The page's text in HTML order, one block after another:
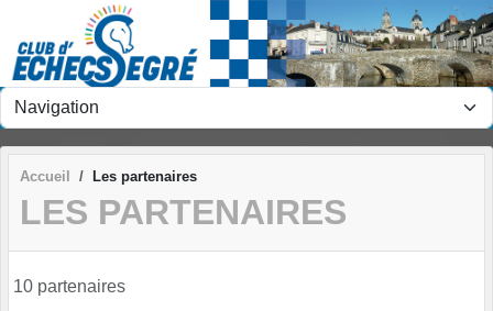
Accueil Les partenaires
LES PARTENAIRES
10 partenaires
Panneau de gestion des cookies